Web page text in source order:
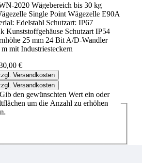
2020 Wägebereich bis 30 kg
Single Point Wägezelle E90A
Edelstahl Schutzart: IP67
Kunststoffgehäuse Schutzart IP54
25 mm 24 Bit A/D-Wandler
mit Industriesteckern
€
Versandkosten
Versandkosten
den gewünschten Wert ein oder
um die Anzahl zu erhöhen